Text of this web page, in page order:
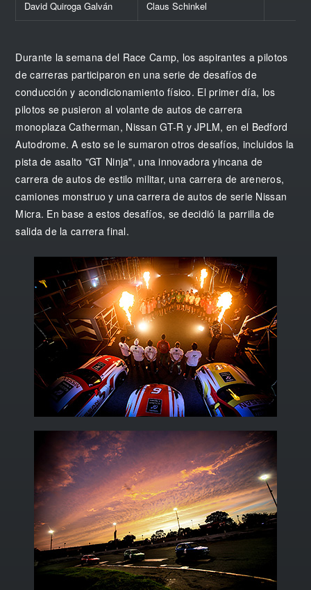
David Quiroga Galván Claus Schinkel
Durante la semana del Race Camp, los aspirantes a pilotos
de carreras participaron en una serie de desafíos de
conducción y acondicionamiento físico. El primer día, los
pilotos se pusieron al volante de autos de carrera
monoplaza Catherman, Nissan GT-R y JPLM, en el Bedford
Autodrome. A esto se le sumaron otros desafíos, incluidos la
pista de asalto "GT Ninja", una innovadora yincana de
carrera de autos de estilo militar, una carrera de areneros,
camiones monstruo y una carrera de autos de serie Nissan
Micra. En base a estos desafíos, se decidió la parrilla de
salida de la carrera final.